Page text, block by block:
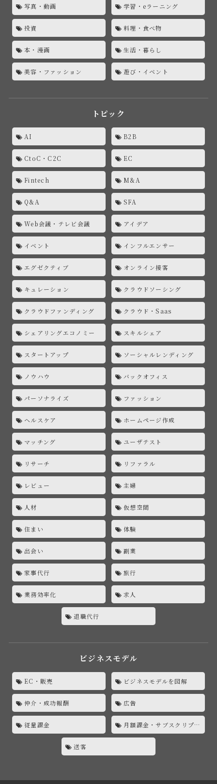
写真・動画 学習・eラーニング
投資 料理・食べ物
本・漫画 生活・暮らし
美容・ファッション 遊び・イベント
トピック
AI B2B
CtoC・C2C EC
Fintech M&A
Q&A SFA
Web会議・テレビ会議 アイデア
イベント インフルエンサー
エグゼクティブ オンライン接客
キュレーション クラウドソーシング
クラウドファンディング クラウド・Saas
シェアリングエコノミー スキルシェア
スタートアップ ソーシャルレンディング
ノウハウ バックオフィス
パーソナライズ ファッション
ヘルスケア ホームページ作成
マッチング ユーザテスト
リサーチ リファラル
レビュー 主婦
人材 仮想空間
住まい 体験
出会い 副業
家事代行 旅行
業務効率化 求人
退職代行
ビジネスモデル
EC・販売 ビジネスモデルを図解
仲介・成功報酬 広告
従量課金 月額課金・サブスクリプション
送客